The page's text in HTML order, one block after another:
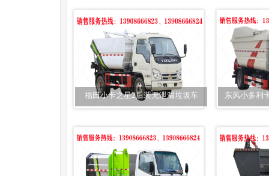
福田小卡之星2后装无泄漏垃圾车 东风小多利